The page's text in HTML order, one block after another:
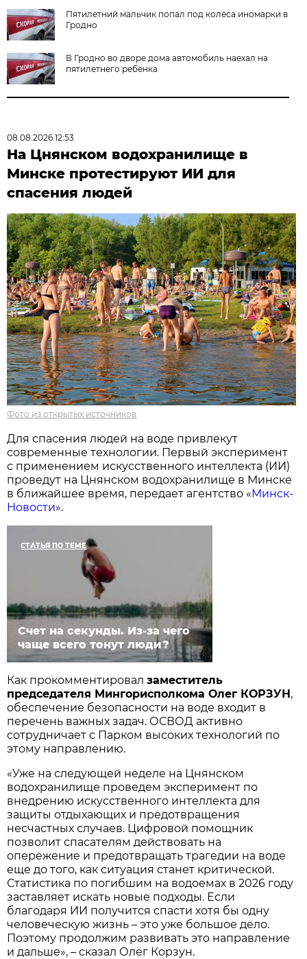
Пятилетний мальчик попал под колёса иномарки в
Гродно
В Гродно во дворе дома автомобиль наехал на
пятилетнего ребёнка
08.08.2026 12:53
На Цнянском водохранилище в
Минске протестируют ИИ для
спасения людей
Фото из открытых источников
Для спасения людей на воде привлекут
современные технологии. Первый эксперимент
с применением искусственного интеллекта (ИИ)
проведут на Цнянском водохранилище в Минске
в ближайшее время, передает агентство «Минск-
Новости».
СТАТЬЯ ПО ТЕМЕ
Счет на секунды. Из-за чего
чаще всего тонут люди?
Как прокомментировалзаместитель
председателя Мингорисполкома Олег КОРЗУН,
обеспечение безопасности на воде входит в
перечень важных задач. ОСВОД активно
сотрудничает с Парком высоких технологий по
этому направлению.
«Уже на следующей неделе на Цнянском
водохранилище проведем эксперимент по
внедрению искусственного интеллекта для
защиты отдыхающих и предотвращения
несчастных случаев. Цифровой помощник
позволит спасателям действовать на
опережение и предотвращать трагедии на воде
еще до того, как ситуация станет критической.
Статистика по погибшим на водоемах в 2026 году
заставляет искать новые подходы. Если
благодаря ИИ получится спасти хотя бы одну
человеческую жизнь – это уже большое дело.
Поэтому продолжим развивать это направление
и дальше», – сказал Олег Корзун.